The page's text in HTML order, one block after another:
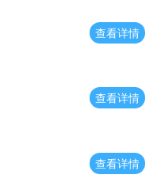
查看详情
查看详情
查看详情